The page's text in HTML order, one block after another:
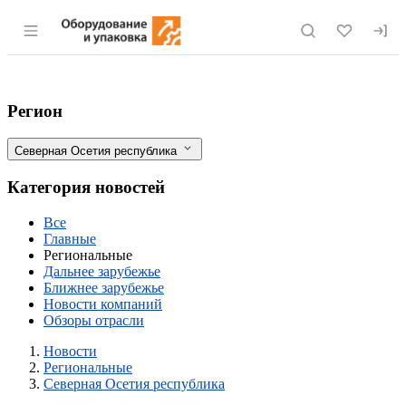
Раздел навигации по сайту eqinfo.ru
Северная Осетия: моздокчане
Фильтры
Регион
Северная Осетия республика
Категория новостей
Все
Главные
Региональные
Дальнее зарубежье
Ближнее зарубежье
Новости компаний
Обзоры отрасли
Новости
Разделы
Новости
Региональные
Северная Осетия республика